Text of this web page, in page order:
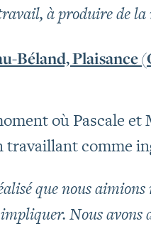
à produire de
Béland, Plaisance
où Pascale
travaillant comme
que nous
Nous avons